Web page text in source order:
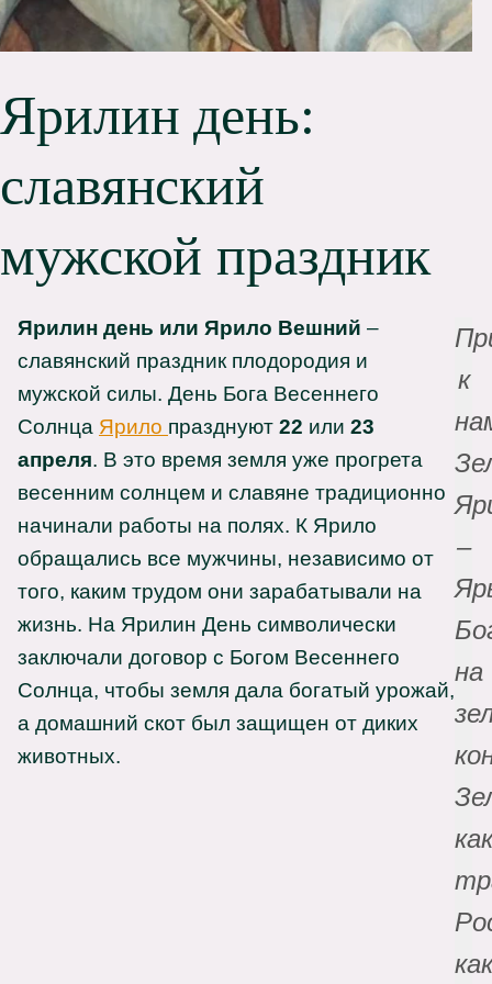
Ярилин день:
славянский
мужской праздник
Ярилин день или Ярило Вешний –
славянский праздник плодородия и
мужской силы. День Бога Весеннего
Солнца Ярило празднуют 22 или 23
апреля. В это время земля уже прогрета
весенним солнцем и славяне традиционно
начинали работы на полях. К Ярило
обращались все мужчины, независимо от
того, каким трудом они зарабатывали на
жизнь. На Ярилин День символически
заключали договор с Богом Весеннего
Солнца, чтобы земля дала богатый урожай,
а домашний скот был защищен от диких
животных.
к
–
на
как
как